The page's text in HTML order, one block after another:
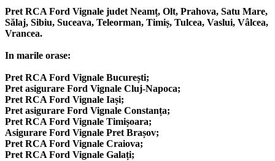
Pret RCA Ford Vignale judet Neamț, Olt, Prahova, Satu Mare,
Sălaj, Sibiu, Suceava, Teleorman, Timiș, Tulcea, Vaslui, Vâlcea,
Vrancea.
In marile orase:
Pret RCA Ford Vignale București;
Pret asigurare Ford Vignale Cluj-Napoca;
Pret RCA Ford Vignale Iași;
Pret asigurare Ford Vignale Constanța;
Pret RCA Ford Vignale Timișoara;
Asigurare Ford Vignale Pret Brașov;
Pret RCA Ford Vignale Craiova;
Pret RCA Ford Vignale Galați;